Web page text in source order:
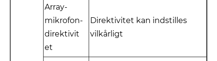
Array-
mikrofon-
direktivit
et
Direktivitet kan indstilles
vilkårligt